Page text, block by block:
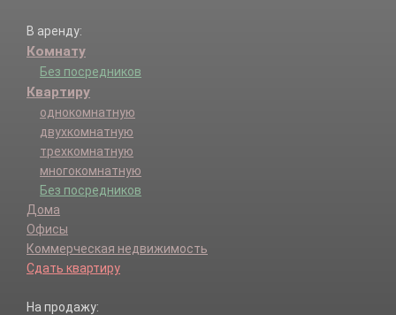
В аренду:
Комнату
Без посредников
Квартиру
однокомнатную
двухкомнатную
трехкомнатную
многокомнатную
Без посредников
Дома
Офисы
Коммерческая недвижимость
Сдать квартиру
На продажу: